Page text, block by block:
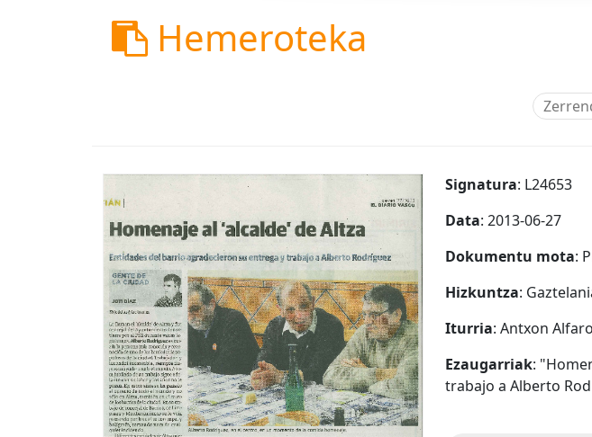
Hemeroteka
Signatura: L24653
Data: 2013-06-27
Dokumentu mota:
Hizkuntza:
Iturria: Antxon
Ezaugarriak:
trabajo a Alberto